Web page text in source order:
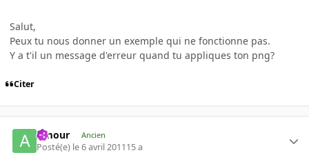
Salut,
Peux tu nous donner un exemple qui ne fonctionne pas.
Y a t'il un message d'erreur quand tu appliques ton png?
Citer
Amour Ancien
Posté(e) le 6 avril 201115 a